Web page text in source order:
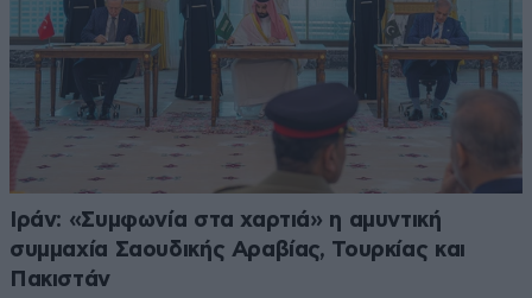
Ιράν: «Συμφωνία στα χαρτιά» η αμυντική
συμμαχία Σαουδικής Αραβίας, Τουρκίας και
Πακιστάν